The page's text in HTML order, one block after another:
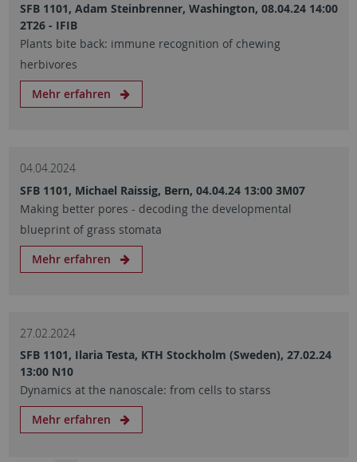
SFB 1101, Adam Steinbrenner, Washington, 08.04.24 14:00
2T26 - IFIB
Plants bite back: immune recognition of chewing
herbivores
Mehr erfahren
04.04.2024
SFB 1101, Michael Raissig, Bern, 04.04.24 13:00 3M07
Making better pores - decoding the developmental
blueprint of grass stomata
Mehr erfahren
27.02.2024
SFB 1101, Ilaria Testa, KTH Stockholm (Sweden), 27.02.24
13:00 N10
Dynamics at the nanoscale: from cells to starss
Mehr erfahren